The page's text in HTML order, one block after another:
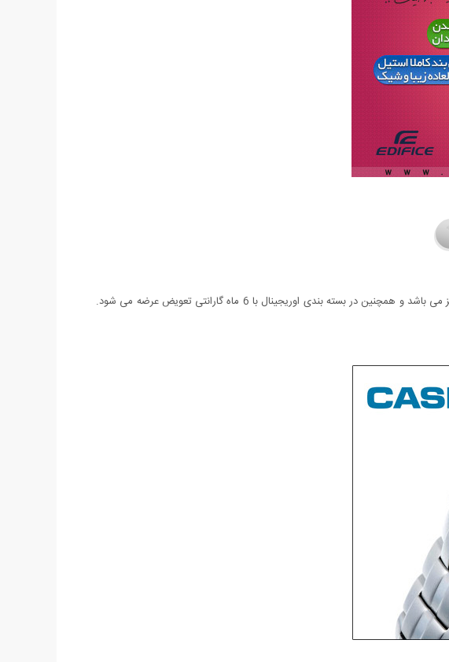
ساعت Casio Sport EF-505 یکی از جدیدترین مدل های عرضه شده شرکت Casio می باشد. این ساعت دارای روز شمار نیز می باشد و همچنین در بسته بندی اوریجینال با 6 ماه گارانتی تعویض عرضه می شود.